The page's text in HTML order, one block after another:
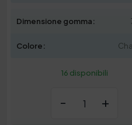
Dimensione gomma:
Colore:
16 disponibili
- +